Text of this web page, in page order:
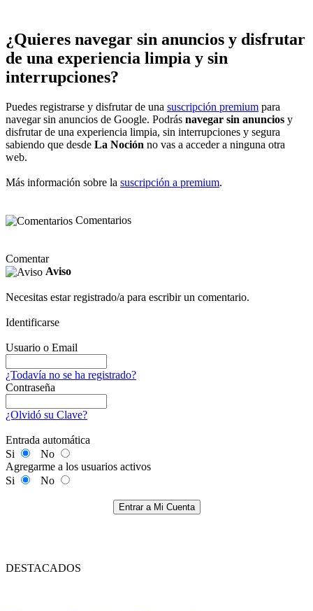
¿Quieres navegar sin anuncios y disfrutar
de una experiencia limpia y sin
interrupciones?
Puedes registrarse y disfrutar de una suscripción premium para
navegar sin anuncios de Google. Podrás navegar sin anuncios y
disfrutar de una experiencia limpia, sin interrupciones y segura
sabiendo que desde La Noción no vas a acceder a ninguna otra
web.
Más información sobre la suscripción a premium.
Comentarios
Comentar
Aviso
Necesitas estar registrado/a para escribir un comentario.
Identificarse
Usuario o Email
¿Todavía no se ha registrado?
Contraseña
¿Olvidó su Clave?
Entrada automática
Si
No
Agregarme a los usuarios activos
Si
No
Entrar a Mi Cuenta
DESTACADOS